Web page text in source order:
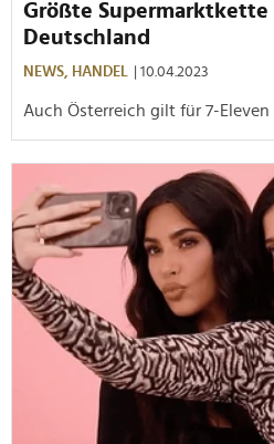
Größte
Deutschland
NEWS, HANDEL | 10.04.2023
Auch Österreich gilt für 7-